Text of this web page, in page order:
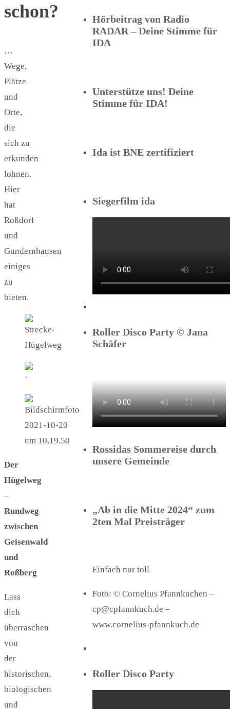
schon?
…
Wege,
Plätze
und
Orte,
die
sich zu
erkunden
lohnen.
Hier
hat
Roßdorf
und
Gundernhausen
einiges
zu
bieten.
Der
Hügelweg
–
Rundweg
zwischen
Geisenwald
und
Roßberg
Lass
dich
überraschen
von
der
historischen,
biologischen
und
Hörbeitrag von Radio
RADAR – Deine Stimme für
IDA
Unterstütze uns! Deine
Stimme für IDA!
Ida ist BNE zertifiziert
Siegerfilm ida
Roller Disco Party © Jana
Schäfer
Rossidas Sommereise durch
unsere Gemeinde
„Ab in die Mitte 2024“ zum
2ten Mal Preisträger
Einfach nur toll
Foto: © Cornelius Pfannkuchen –
cp@cpfannkuch.de –
www.cornelius-pfannkuch.de
Roller Disco Party